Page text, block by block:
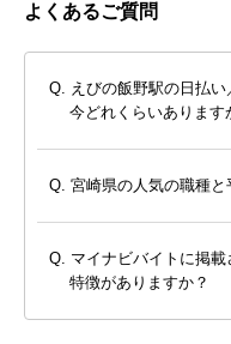
よくあるご質問
えびの飯野駅の日払
今どれくらいあります
宮崎県の人気の職種と
マイナビバイトに掲
特徴がありますか？